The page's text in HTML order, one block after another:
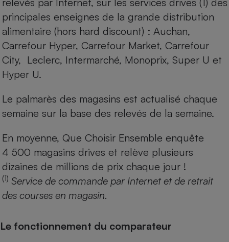
principales enseignes de la grande distribution
alimentaire (hors hard discount) : Auchan,
Carrefour Hyper, Carrefour Market, Carrefour
City, Leclerc, Intermarché, Monoprix, Super U et
Hyper U.
Le palmarès des magasins est actualisé chaque
semaine sur la base des relevés de la semaine.
En moyenne, Que Choisir Ensemble enquête
4 500 magasins drives et relève plusieurs
dizaines de millions de prix chaque jour !
(1) Service de commande par Internet et de retrait
des courses en magasin.
Le fonctionnement du comparateur